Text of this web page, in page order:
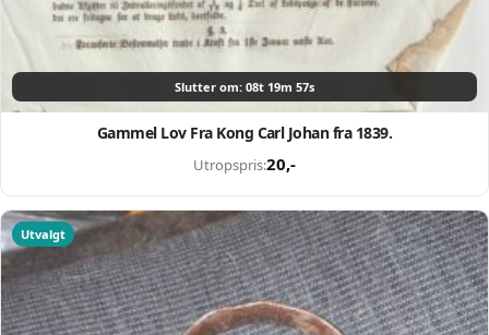
Slutter om: 08t 19m 56s
Gammel Lov Fra Kong Carl Johan fra 1839.
Utropspris:20,-
Utvalgt
Lukk vinduet